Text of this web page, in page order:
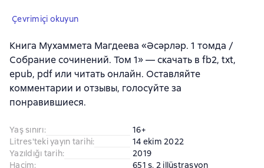
Çevrimiçi okuyun
Книга Мухаммета Магдеева «Әсәрләр. 1 томда /
Собрание сочинений. Том 1» — скачать в fb2, txt,
epub, pdf или читать онлайн. Оставляйте
комментарии и отзывы, голосуйте за
понравившиеся.
Yaş sınırı:
16+
Litres'teki yayın tarihi:
14 ekim 2022
Yazıldığı tarih:
2019
Hacim:
651 s. 2 illüstrasyon